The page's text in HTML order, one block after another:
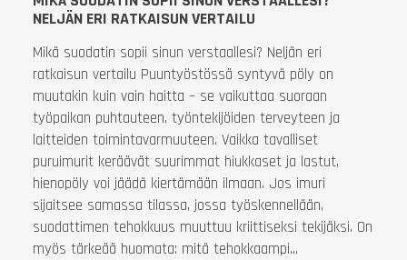
NELJÄN ERI RATKAISUN VERTAILU
Mikä suodatin sopii sinun verstaallesi? Neljän eri
ratkaisun vertailu Puuntyöstössä syntyvä pöly on
muutakin kuin vain haitta – se vaikuttaa suoraan
työpaikan puhtauteen, työntekijöiden terveyteen ja
laitteiden toimintavarmuuteen. Vaikka tavalliset
puruimurit keräävät suurimmat hiukkaset ja lastut,
hienopöly voi jäädä kiertämään ilmaan. Jos imuri
sijaitsee samassa tilassa, jossa työskennellään,
suodattimen tehokkuus muuttuu kriittiseksi tekijäksi. On
myös tärkeää huomata: mitä tehokkaampi...